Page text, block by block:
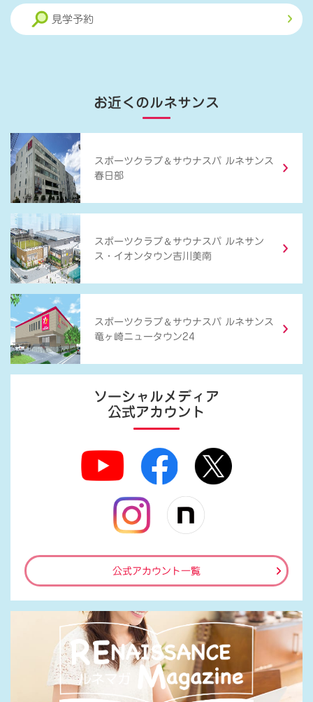
見学予約
お近くのルネサンス
スポーツクラブ ＆ サウナスパ ルネサンス
春日部
スポーツクラブ ＆ サウナスパ ルネサン
ス・イオンタウン吉川美南
スポーツクラブ ＆ サウナスパ ルネサンス
竜ヶ崎ニュータウン24
ソーシャルメディア
公式アカウント
公式アカウント一覧